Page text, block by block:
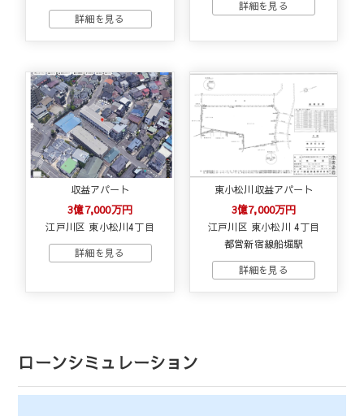
収益アパート
3億7,000万円
江戸川区 東小松川4丁目
東小松川収益アパート
3億7,000万円
江戸川区 東小松川 4丁目
都営新宿線船堀駅
ローンシミュレーション